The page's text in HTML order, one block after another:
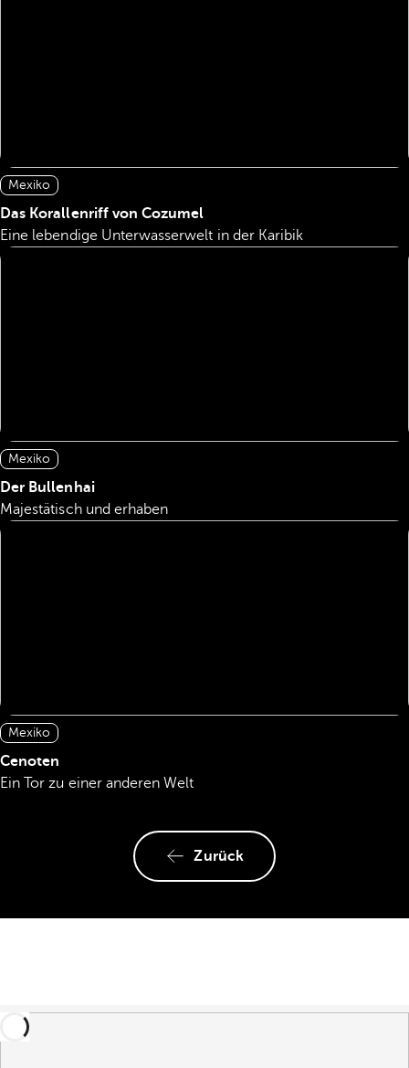
Zurück
Mexiko
Das Korallenriff von Cozumel
Eine lebendige Unterwasserwelt in der Karibik
Mexiko
Der Bullenhai
Majestätisch und erhaben
Mexiko
Cenoten
Ein Tor zu einer anderen Welt